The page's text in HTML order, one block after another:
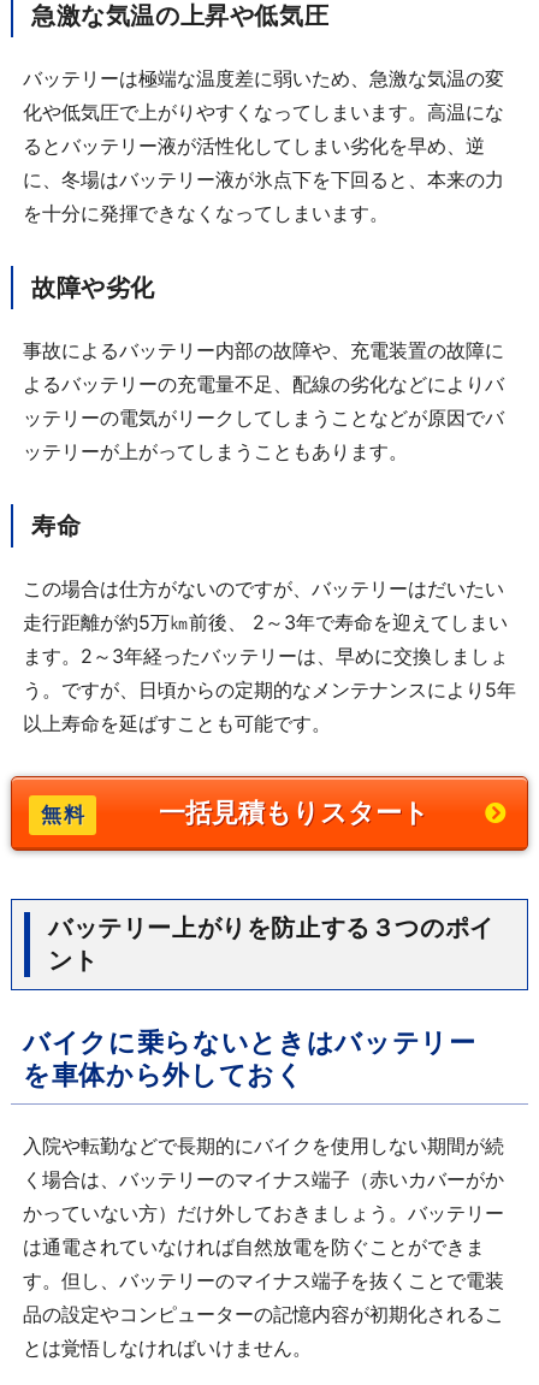
急激な気温の上昇や低気圧
バッテリーは極端な温度差に弱いため、急激な気温の変
化や低気圧で上がりやすくなってしまいます。高温にな
るとバッテリー液が活性化してしまい劣化を早め、逆
に、冬場はバッテリー液が氷点下を下回ると、本来の力
を十分に発揮できなくなってしまいます。
故障や劣化
事故によるバッテリー内部の故障や、充電装置の故障に
よるバッテリーの充電量不足、配線の劣化などによりバ
ッテリーの電気がリークしてしまうことなどが原因でバ
ッテリーが上がってしまうこともあります。
寿命
この場合は仕方がないのですが、バッテリーはだいたい
走行距離が約5万㎞前後、 2～3年で寿命を迎えてしまい
ます。2～3年経ったバッテリーは、早めに交換しましょ
う。ですが、日頃からの定期的なメンテナンスにより5年
以上寿命を延ばすことも可能です。
一括見積もりスタート
バッテリー上がりを防止する３つのポイ
ント
バイクに乗らないときはバッテリー
を車体から外しておく
入院や転勤などで長期的にバイクを使用しない期間が続
く場合は、バッテリーのマイナス端子（赤いカバーがか
かっていない方）だけ外しておきましょう。バッテリー
は通電されていなければ自然放電を防ぐことができま
す。但し、バッテリーのマイナス端子を抜くことで電装
品の設定やコンピューターの記憶内容が初期化されるこ
とは覚悟しなければいけません。